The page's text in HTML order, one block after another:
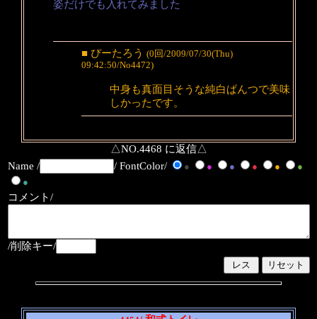
姿だけでも入れてみました
■ ぴーたろう (0回/2009/07/30(Thu)
09:42:50/No4472)
中身も真面目そうな純白ぱんつで美味
しかったです。
△NO.4468 に返信△
Name /
/ FontColor/ ● ● ● ● ●
●
●
コメント/
/削除キー/